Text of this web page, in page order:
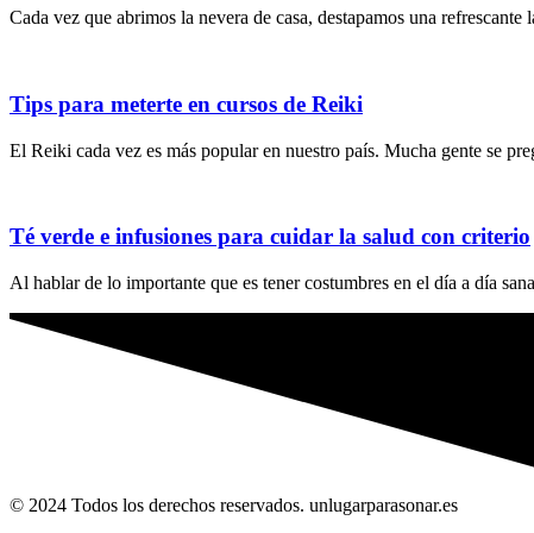
Cada vez que abrimos la nevera de casa, destapamos una
Tips para meterte en cursos de Reiki
El Reiki cada vez es más popular en nuestro país. Mucha gente se
Té verde e infusiones para cuidar la salud con criterio
Al hablar de lo importante que es tener costumbres en el día a día
© 2024 Todos los derechos reservados. unlugarparasonar.es